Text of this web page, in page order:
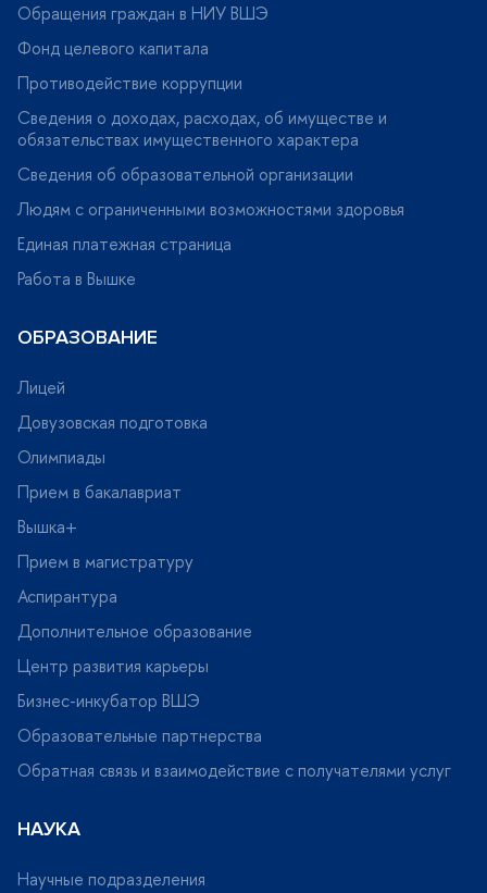
Обращения граждан в НИУ ВШЭ
Фонд целевого капитала
Противодействие коррупции
Сведения о доходах, расходах, об имуществе и
обязательствах имущественного характера
Сведения об образовательной организации
Людям с ограниченными возможностями здоровья
Единая платежная страница
Работа в Вышке
ОБРАЗОВАНИЕ
Лицей
Довузовская подготовка
Олимпиады
Прием в бакалавриат
ышка+
Прием в магистратуру
Аспирантура
Дополнительное образование
Центр развития карьеры
Бизнес-инкубатор ВШЭ
Образовательные партнерства
Обратная связь и взаимодействие с получателями услу
НАУКА
Научные подразделения